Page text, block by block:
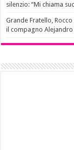
silenzio: “Mi chiama
Grande Fratello,
il compagno